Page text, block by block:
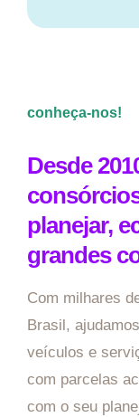
conheça-nos!
Desde
planejar,
grandes
Com milhares
Brasil,
veículos e
com parcelas
com o seu